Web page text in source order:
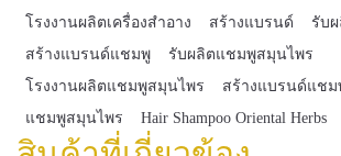
โรงงานผลิตเครื่องสำอาง
สร้างแบรนด์
รับ
สร้างแบรนด์แชมพู
รับผลิตแชมพูสมุนไพร
โรงงานผลิตแชมพูสมุนไพร
สร้างแบรนด์แช
แชมพูสมุนไพร
Hair Shampoo Oriental Herbs